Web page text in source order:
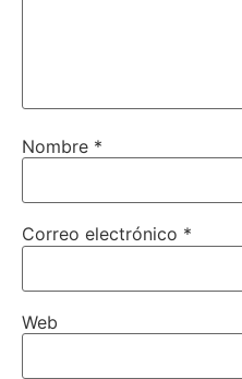
Nombre *
Correo electrónico *
Web